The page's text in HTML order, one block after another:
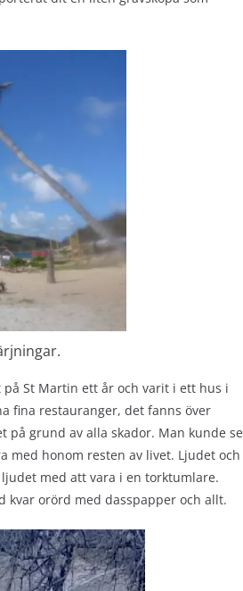
St Martin ett år och varit i ett hus i
fina restauranger, det fanns över
grund av alla skador. Man kunde se
med honom resten av livet. Ljudet och
med att vara i en torktumlare.
kvar orörd med dasspapper och allt.